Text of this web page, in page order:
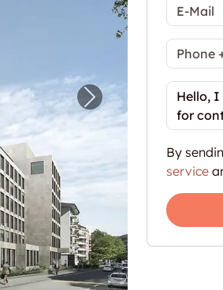
in Zürich Enge"
Next image for "1
By
service